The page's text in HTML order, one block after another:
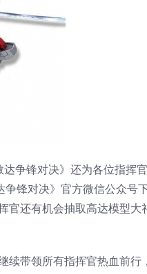
争锋对决》还为各位指挥
锋对决》官方微信公众号
官还有机会抽取高达模型
续带领所有指挥官热血前